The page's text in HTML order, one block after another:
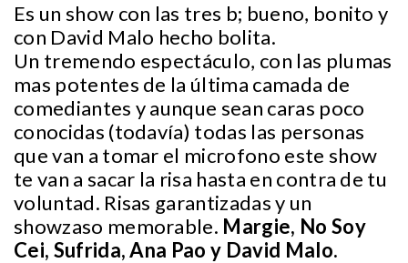
Es un show con las tres b; bueno, bonito y
con David Malo hecho bolita.
Un tremendo espectáculo, con las plumas
mas potentes de la última camada de
comediantes y aunque sean caras poco
conocidas (todavía) todas las personas
que van a tomar el microfono este show
te van a sacar la risa hasta en contra de tu
voluntad. Risas garantizadas y un
showzaso memorable. Margie, No Soy
Cei, Sufrida, Ana Pao y David Malo.